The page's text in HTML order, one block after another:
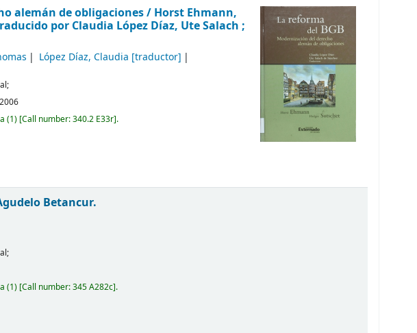
alemán de obligaciones / Horst Ehmann,
por Claudia López Díaz, Ute Salach ;
López Díaz, Claudia [traductor]
2006
(1) Call number:340.2 E33r .
Betancur.
(1) Call number:345 A282c .